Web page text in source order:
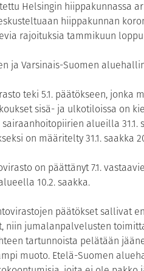
Helsingin hiippakunnassa
hiippakunnan
rajoituksia tammikuun
ja Varsinais-Suomen
teki 5.1. päätökseen, jonka
sisä- ja ulkotiloissa on
alueilla
on määritelty 31.1. saakka
on päättänyt 7.1.
10.2. saakka.
päätökset sallivat
niin jumalanpalvelusten
tartunnoista pelätään
muoto. Etelä-Suomen